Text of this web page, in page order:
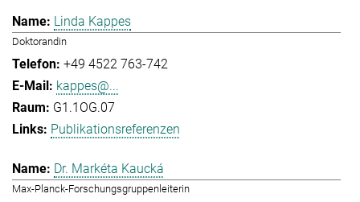
Linda Kappes
Doktorandin
+49 4522 763-742
kappes@...
G1.1OG.07
Publikationsreferenzen
Dr. Markéta Kaucká
Max-Planck-Forschungsgruppenleiterin